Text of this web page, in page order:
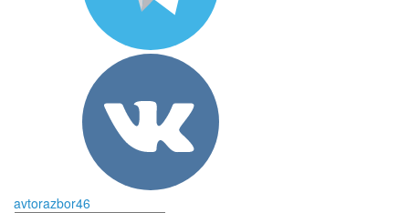
avtorazbor46